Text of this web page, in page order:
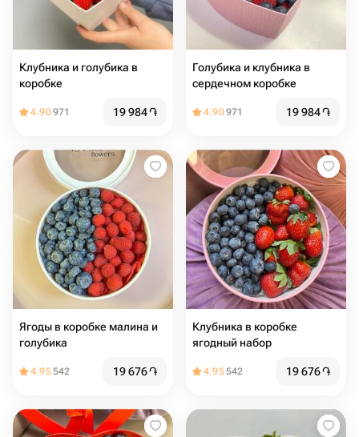
Клубника и голубика в
коробке
4.90971 19 984֏
Голубика и клубника в
сердечном коробке
4.90971 19 984֏
Ягоды в коробке малина и
голубика
4.95542 19 676֏
Клубника в коробке
ягодный набор
4.95542 19 676֏